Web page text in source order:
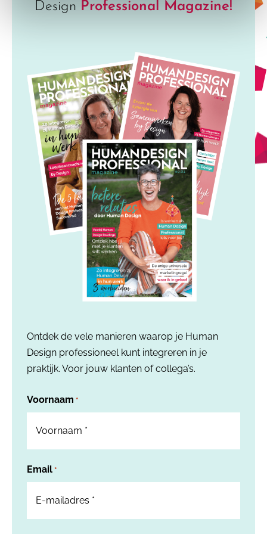
Design Professional Magazine!
Ontdek de vele manieren waarop je Human
Design professioneel kunt integreren in je
praktijk. Voor jouw klanten of collega’s.
Voornaam *
Email *